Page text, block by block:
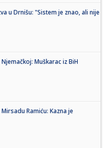
u Drnišu: "Sistem je znao, ali nije
Muškarac iz BiH
Ramiću: Kazna je